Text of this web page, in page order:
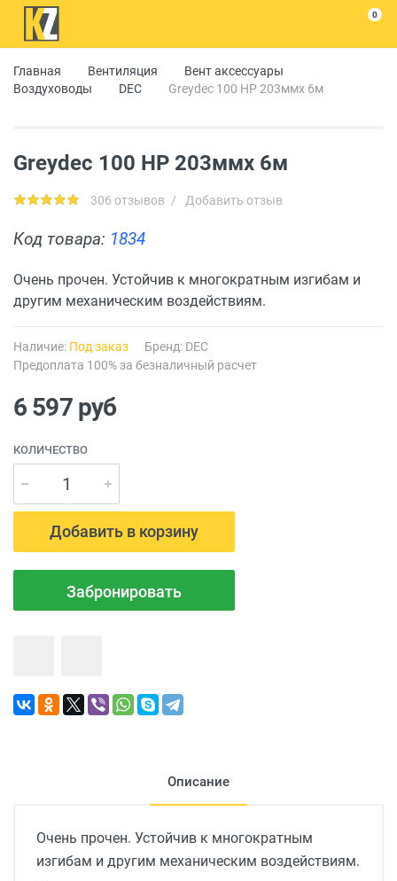
0
Главная Вентиляция
Вент аксессуары
Воздуховоды
DEC Greydec 100 HP 203ммx 6м
Greydec 100 HP 203ммx 6м
306 отзывов / Добавить отзыв
Код товара: 1834
Очень прочен. Устойчив к многократным изгибам и
другим механическим воздействиям.
Наличие: Под заказ Бренд: DEC
Предоплата 100% за безналичный расчет
6 597руб
КОЛИЧЕСТВО
Добавить в корзину
Забронировать
Описание
Очень прочен. Устойчив к многократным
изгибам и другим механическим воздействиям.